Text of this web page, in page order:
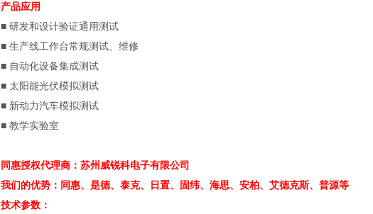
产品应用
■ 研发和设计验证通用测试
■ 生产线工作台常规测试、维修
■ 自动化设备集成测试
■ 太阳能光伏模拟测试
■ 新动力汽车模拟测试
■ 教学实验室
同惠授权代理商：苏州威锐科电子有限公司
我们的优势：同惠、是德、泰克、日置、固纬、海思、安柏、艾德克斯、普源等
技术参数：